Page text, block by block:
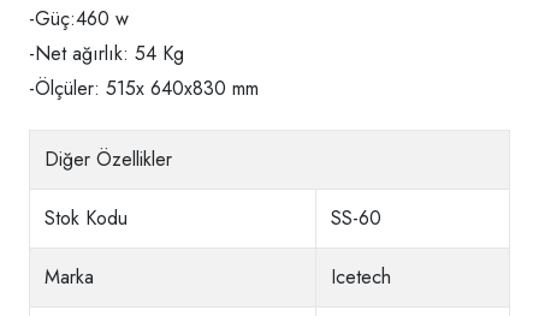
-Güç:460 w
-Net ağırlık: 54 Kg
-Ölçüler: 515x 640x830 mm
Diğer Özellikler
Stok Kodu SS-60
Marka Icetech